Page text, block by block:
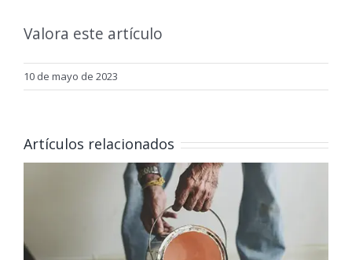
Valora este artículo
10 de mayo de 2023
Artículos relacionados